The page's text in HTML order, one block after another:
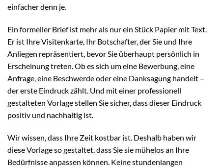
einfacher denn je.
Ein formeller Brief ist mehr als nur ein Stück Papier mit Text.
Er ist Ihre Visitenkarte, Ihr Botschafter, der Sie und Ihre
Anliegen repräsentiert, bevor Sie überhaupt persönlich in
Erscheinung treten. Ob es sich um eine Bewerbung, eine
Anfrage, eine Beschwerde oder eine Danksagung handelt –
der erste Eindruck zählt. Und mit einer professionell
gestalteten Vorlage stellen Sie sicher, dass dieser Eindruck
positiv und nachhaltig ist.
Wir wissen, dass Ihre Zeit kostbar ist. Deshalb haben wir
diese Vorlage so gestaltet, dass Sie sie mühelos an Ihre
Bedürfnisse anpassen können. Keine stundenlangen